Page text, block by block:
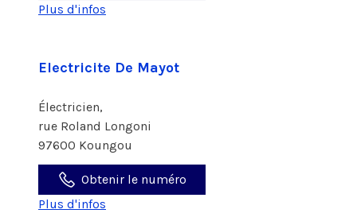
Plus d'infos
Electricite De Mayot
Électricien,
rue Roland Longoni
97600 Koungou
Obtenir le numéro
Plus d'infos